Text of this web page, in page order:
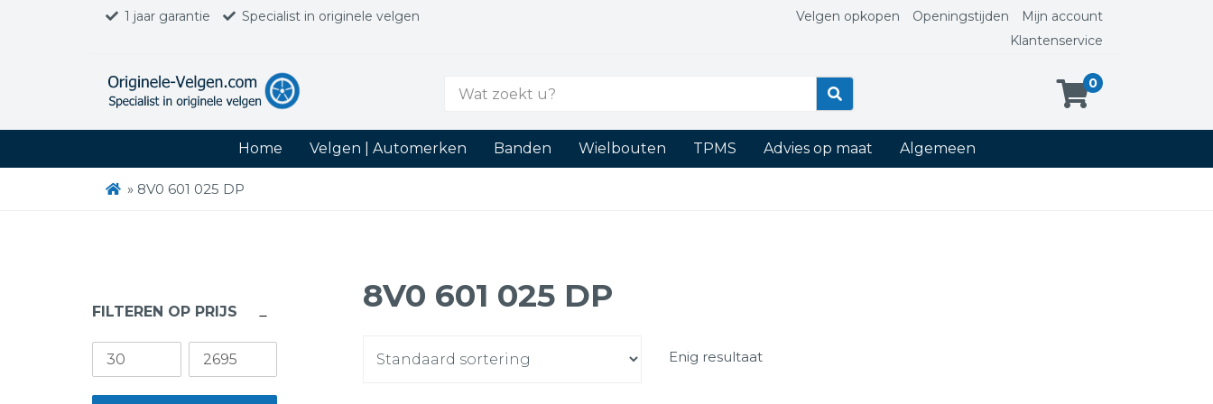
1 jaar garantie Specialist in originele velgen Velgen opkopen Openingstijden
Mijn account
Klantenservice
0
Zoek
Home Velgen | Automerken Banden Wielbouten TPMS Advies op maat Algemeen
» 8V0 601 025 DP
8V0 601 025 DP
Enig resultaat
FILTEREN OP PRIJS